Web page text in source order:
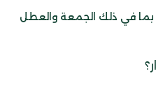
بما في ذلك الجمعة والعطل